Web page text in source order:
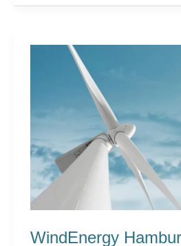
WindEnergy
WindEnergy Hamburg
2026: FreiLacke präsentiert
Windenergie
morgen